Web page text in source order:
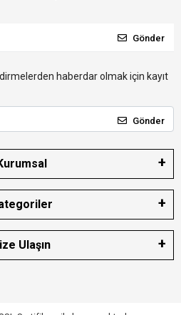
Gönder
haberdar olmak için kayıt
Gönder
Ulaşın